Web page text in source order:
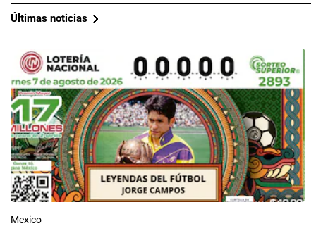
Últimas noticias
Mexico